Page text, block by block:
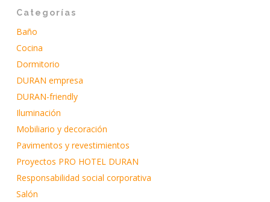
Categorías
Baño
Cocina
Dormitorio
DURAN empresa
DURAN-friendly
Iluminación
Mobiliario y decoración
Pavimentos y revestimientos
Proyectos PRO HOTEL DURAN
Responsabilidad social corporativa
Salón